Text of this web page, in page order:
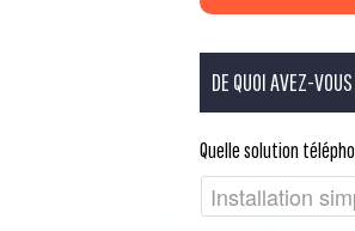
DE QUOI AVEZ-
Quelle solution